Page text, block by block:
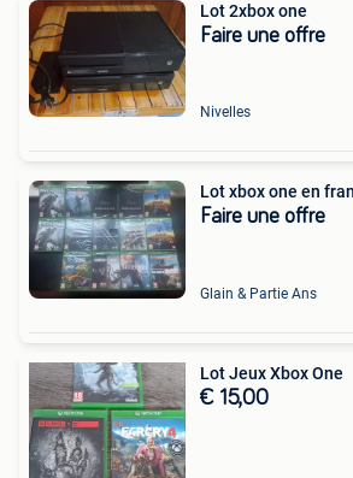
Lot 2xbox one
Faire une offre
Nivelles
Lot xbox one en
Faire une offre
Glain & Partie Ans
Lot Jeux Xbox One
€ 15,00